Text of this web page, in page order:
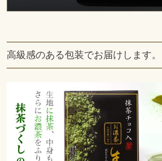
高級感のある包装でお届けします。